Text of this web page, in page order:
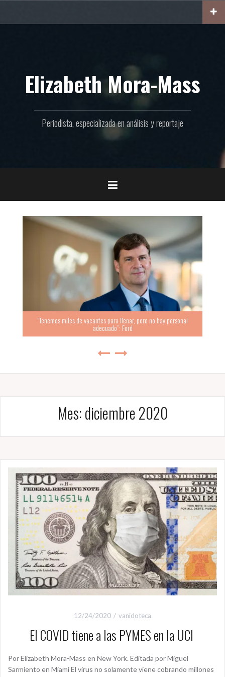
contenido
Elizabeth Mora-Mass
Periodista, especializada en análisis y reportaje
“Tenemos miles de vacantes para llenar, pero no hay personal
adecuado”: Ford
Mes:diciembre 2020
12/24/2020 vanidoteca
El COVID tiene a las PYMES en la UCI
Por Elizabeth Mora-Mass en New York. Editada por Miguel
Sarmiento en Miami El virus no solamente viene cobrando millones